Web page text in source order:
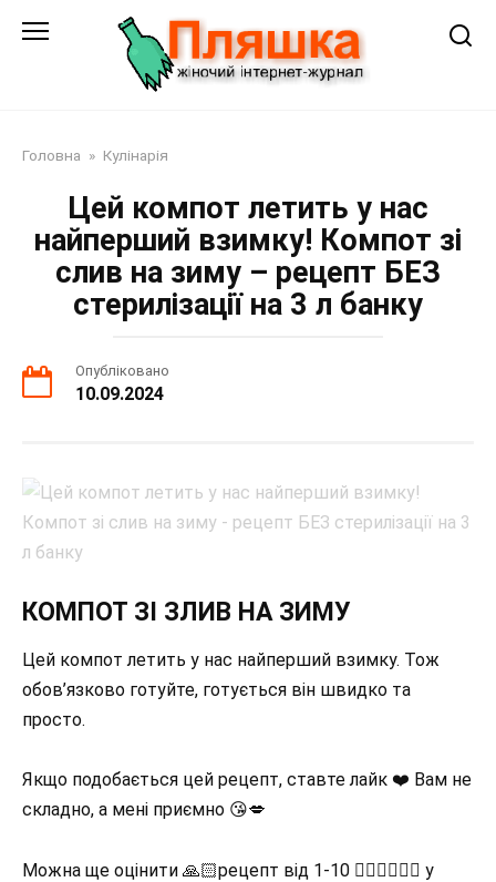
Головна » Кулінарія
Цей компот летить у нас
найперший взимку! Компот зі
слив на зиму – рецепт БЕЗ
стерилізації на 3 л банку
Опубліковано
10.09.2024
КОМПОТ ЗІ ЗЛИВ НА ЗИМУ
Цей компот летить у нас найперший взимку. Тож
обов’язково готуйте, готується він швидко та
просто.
Якщо подобається цей рецепт, ставте лайк ❤️ Вам не
складно, а мені приємно 😘💋
Можна ще оцінити 🙏🏻рецепт від 1-10 👇🏽👇🏽👇🏽 у